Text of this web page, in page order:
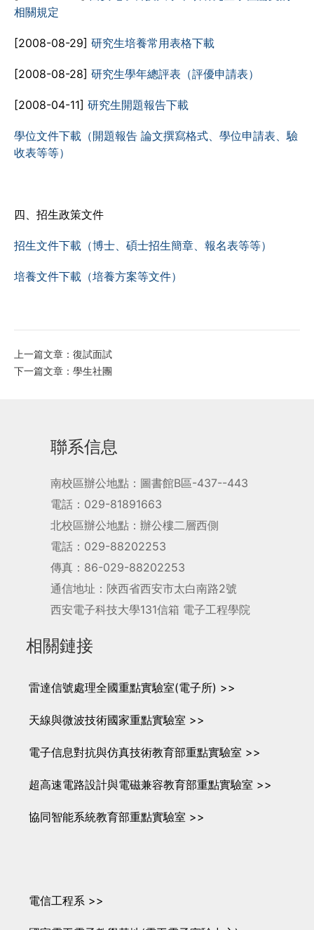
相關規定
[2008-08-29] 研究生培養常用表格下載
[2008-08-28] 研究生學年總評表（評優申請表）
[2008-04-11] 研究生開題報告下載
學位文件下載（開題報告 論文撰寫格式、學位申請表、驗
收表等等）
四、招生政策文件
招生文件下載（博士、碩士招生簡章、報名表等等）
培養文件下載（培養方案等文件）
上一篇文章：復試面試
下一篇文章：學生社團
聯系信息
南校區辦公地點：圖書館B區-437--443
電話：029-81891663
北校區辦公地點：辦公樓二層西側
電話：029-88202253
傳真：86-029-88202253
通信地址：陜西省西安市太白南路2號
西安電子科技大學131信箱 電子工程學院
相關鏈接
雷達信號處理全國重點實驗室(電子所) >>
天線與微波技術國家重點實驗室 >>
電子信息對抗與仿真技術教育部重點實驗室 >>
超高速電路設計與電磁兼容教育部重點實驗室 >>
協同智能系統教育部重點實驗室 >>
電信工程系 >>